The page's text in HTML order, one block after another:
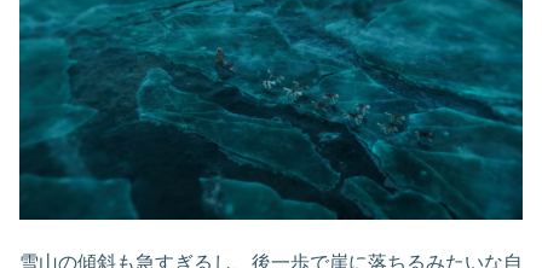
雪山の傾斜も急すぎるし、後一歩で崖に落ちるみたいな自